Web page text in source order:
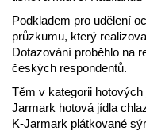
Podkladem pro udělení
průzkumu, který
Dotazování proběhlo na
českých respondentů.
Těm v kategorii
Jarmark hotová jídla
K-Jarmark plátkované